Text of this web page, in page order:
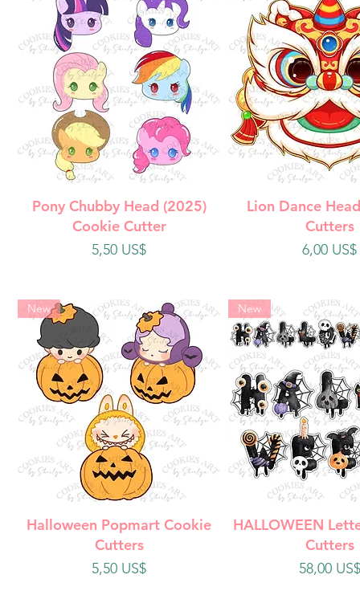
Vista rápida
Pony Chubby Head (2025)
Cookie Cutter
Precio
5,50 US$
Vista
Lion Dance
Cutters
Precio
6,00 US$
Vista rápida
New
Halloween Popmart Cookie
Cutters
Precio
5,50 US$
Vista
New
HALLOWEEN
Cutters
Precio
58,00 US$